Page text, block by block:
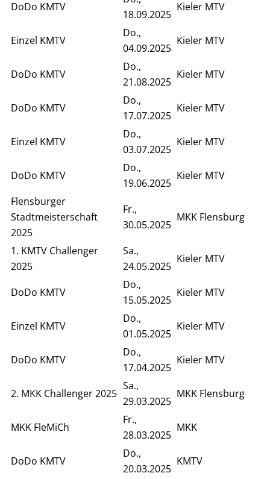
DoDo KMTV
18.09.2025
Kieler MTV
Einzel KMTV
Do.,
04.09.2025
Kieler MTV
DoDo KMTV
Do.,
21.08.2025
Kieler MTV
DoDo KMTV
Do.,
17.07.2025
Kieler MTV
Einzel KMTV
Do.,
03.07.2025
Kieler MTV
DoDo KMTV
Do.,
19.06.2025
Kieler MTV
Flensburger
Stadtmeisterschaft
2025
Fr.,
30.05.2025
MKK Flensburg
1. KMTV Challenger
2025
Sa.,
24.05.2025
Kieler MTV
DoDo KMTV
Do.,
15.05.2025
Kieler MTV
Einzel KMTV
Do.,
01.05.2025
Kieler MTV
DoDo KMTV
Do.,
17.04.2025
Kieler MTV
2. MKK Challenger 2025
Sa.,
29.03.2025
MKK Flensburg
MKK FleMiCh
Fr.,
28.03.2025
MKK
DoDo KMTV
Do.,
20.03.2025
KMTV